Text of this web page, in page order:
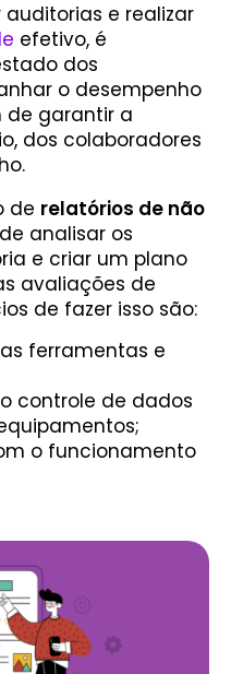
auditorias e realizar
efetivo, é
dos
o desempenho
garantir a
dos colaboradores
de relatórios de não
analisar os
e criar um plano
avaliações de
de fazer isso são:
ferramentas e
controle de dados
o funcionamento